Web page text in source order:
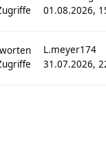
01.08.2026,
L.meyer174
31.07.2026,